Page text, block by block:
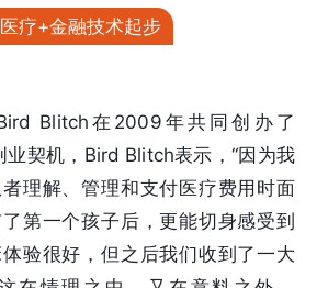
疗+金融技术起步
Blitch在2009年共同创办了
契机，Bird Blitch表示，“因为我
理解、管理和支付医疗费用时面
第一个孩子后，更能切身感受到
验很好，但之后我们收到了一大